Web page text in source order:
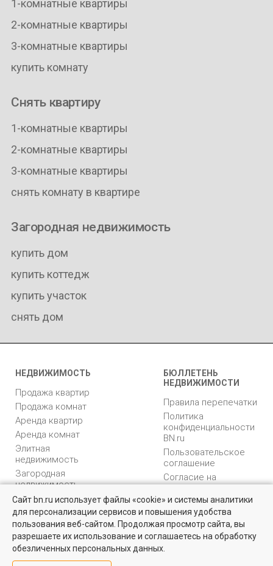
Найти квартиру - это просто!
Выбирайте среди 14 тысяч проверенных вариантов на вторичом
рынке жилья на портале BN.ru
1-комнатные квартиры
2-комнатные квартиры
3-комнатные квартиры
купить комнату
Снять квартиру
1-комнатные квартиры
2-комнатные квартиры
3-комнатные квартиры
снять комнату в квартире
Загородная недвижимость
купить дом
купить коттедж
купить участок
снять дом
НЕДВИЖИМОСТЬ
Продажа квартир
Продажа комнат
Аренда квартир
Аренда комнат
Элитная
недвижимость
Загородная
недвижимость
Коммерческая
недвижимость
БЮЛЛЕТЕНЬ
НЕДВИЖИМОСТИ
Правила перепечатки
Политика
конфиденциальности
BN.ru
Пользовательское
соглашение
Согласие на
распространение
персональных данных
Карта сайта
Медийная реклама
PR продвижение
Сайт bn.ru использует файлы «cookie» и системы аналитики
для персонализации сервисов и повышения удобства
пользования веб-сайтом. Продолжая просмотр сайта, вы
разрешаете их использование и соглашаетесь на обработку
обезличенных персональных данных.